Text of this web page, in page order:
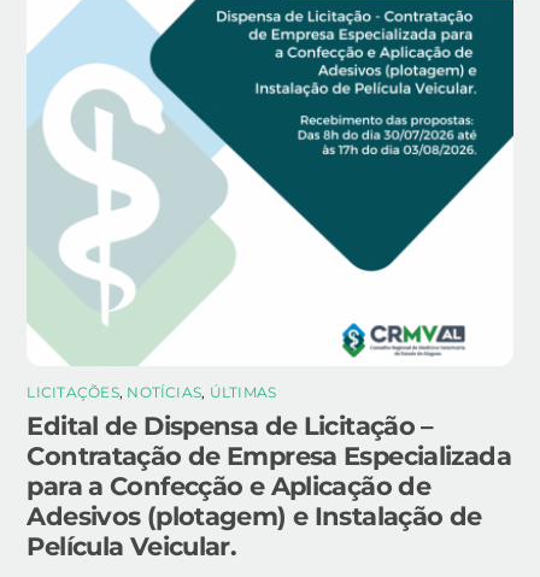
LICITAÇÕES, NOTÍCIAS, ÚLTIMAS
Edital de Dispensa de Licitação –
Contratação de Empresa Especializada
para a Confecção e Aplicação de
Adesivos (plotagem) e Instalação de
Película Veicular.